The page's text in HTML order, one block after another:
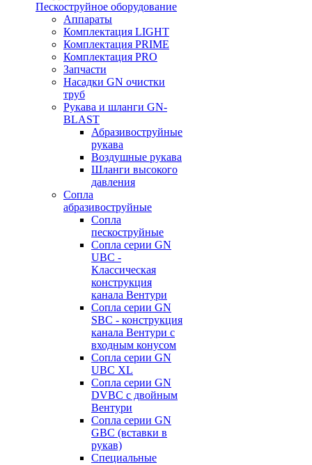
Пескоструйное оборудование
Аппараты
Комплектация LIGHT
Комплектация PRIME
Комплектация PRO
Запчасти
Насадки GN очистки
труб
Рукава и шланги GN-
BLAST
Абразивоструйные
рукава
Воздушные рукава
Шланги высокого
давления
Сопла
абразивоструйные
Сопла
пескоструйные
Сопла серии GN
UBC -
Классическая
конструкция
канала Вентури
Сопла серии GN
SBC - конструкция
канала Вентури c
входным конусом
Сопла серии GN
UBC XL
Сопла серии GN
DVBC с двойным
Вентури
Сопла серии GN
GBC (вставки в
рукав)
Специальные